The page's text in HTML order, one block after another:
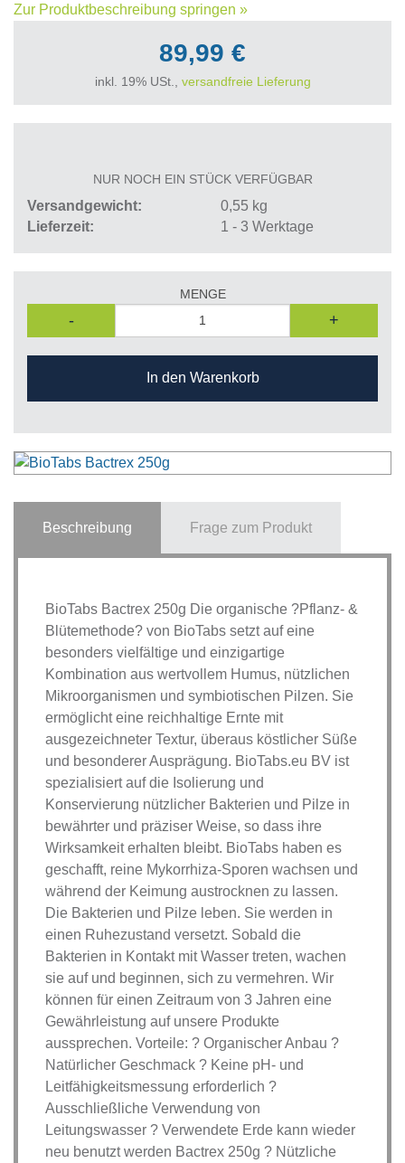
Zur Produktbeschreibung springen »
89,99 €
inkl. 19% USt., versandfreie Lieferung
NUR NOCH EIN STÜCK VERFÜGBAR
Versandgewicht 0,55 kg
Lieferzeit
1 - 3 Werktage
MENGE
- +
In den Warenkorb
Beschreibung Frage zum Produkt
BioTabs Bactrex 250g Die organische ?Pflanz- &
Blütemethode? von BioTabs setzt auf eine
besonders vielfältige und einzigartige
Kombination aus wertvollem Humus, nützlichen
Mikroorganismen und symbiotischen Pilzen. Sie
ermöglicht eine reichhaltige Ernte mit
ausgezeichneter Textur, überaus köstlicher Süße
und besonderer Ausprägung. BioTabs.eu BV ist
spezialisiert auf die Isolierung und
Konservierung nützlicher Bakterien und Pilze in
bewährter und präziser Weise, so dass ihre
Wirksamkeit erhalten bleibt. BioTabs haben es
geschafft, reine Mykorrhiza-Sporen wachsen und
während der Keimung austrocknen zu lassen.
Die Bakterien und Pilze leben. Sie werden in
einen Ruhezustand versetzt. Sobald die
Bakterien in Kontakt mit Wasser treten, wachen
sie auf und beginnen, sich zu vermehren. Wir
können für einen Zeitraum von 3 Jahren eine
Gewährleistung auf unsere Produkte
aussprechen. Vorteile: ? Organischer Anbau ?
Natürlicher Geschmack ? Keine pH- und
Leitfähigkeitsmessung erforderlich ?
Ausschließliche Verwendung von
Leitungswasser ? Verwendete Erde kann wieder
neu benutzt werden Bactrex 250g ? Nützliche